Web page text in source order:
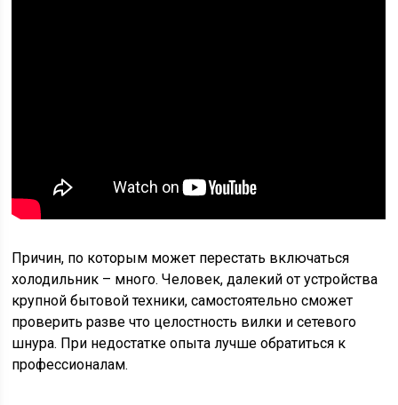
Причин, по которым может перестать включаться
холодильник – много. Человек, далекий от устройства
крупной бытовой техники, самостоятельно сможет
проверить разве что целостность вилки и сетевого
шнура. При недостатке опыта лучше обратиться к
профессионалам.